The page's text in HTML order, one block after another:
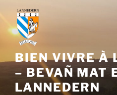
contenu
principal
BIEN VIVRE À
– BEVAÑ MAT
LANNEDERN